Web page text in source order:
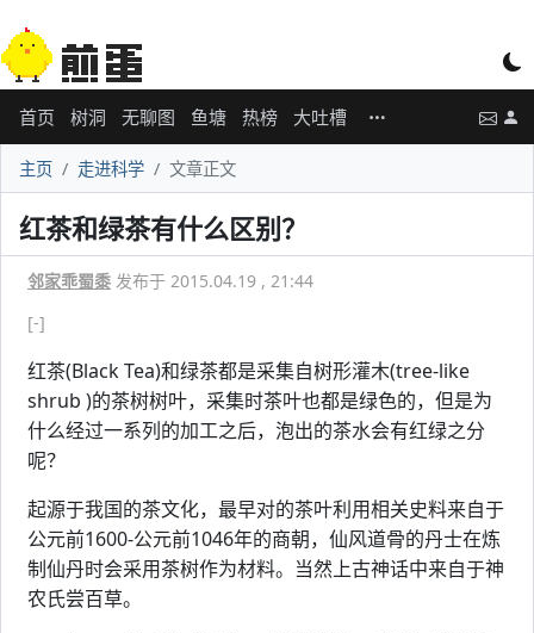
首页 树洞 无聊图 鱼塘 热榜 大吐槽
主页 走进科学 文章正文
红茶和绿茶有什么区别？
邻家乖蜀黍 发布于 2015.04.19 , 21:44
[-]
红茶(Black Tea)和绿茶都是采集自树形灌木(tree-like
shrub )的茶树树叶，采集时茶叶也都是绿色的，但是为
什么经过一系列的加工之后，泡出的茶水会有红绿之分
呢？
起源于我国的茶文化，最早对的茶叶利用相关史料来自于
公元前1600-公元前1046年的商朝，仙风道骨的丹士在炼
制仙丹时会采用茶树作为材料。当然上古神话中来自于神
农氏尝百草。